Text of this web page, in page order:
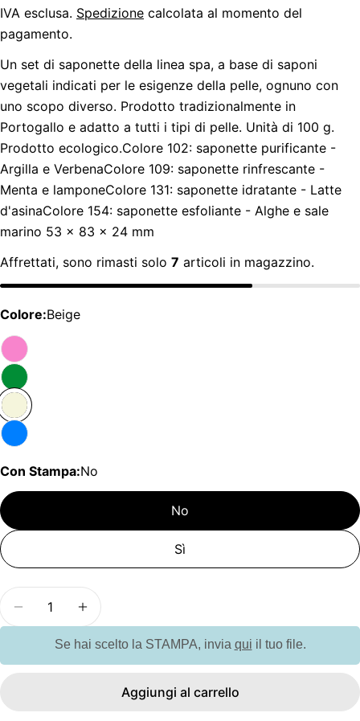
regolare
IVA esclusa. Spedizione calcolata al momento del
pagamento.
Un set di saponette della linea spa, a base di saponi
vegetali indicati per le esigenze della pelle, ognuno con
uno scopo diverso. Prodotto tradizionalmente in
Portogallo e adatto a tutti i tipi di pelle. Unità di 100 g.
Prodotto ecologico.Colore 102: saponette purificante -
Argilla e VerbenaColore 109: saponette rinfrescante -
Menta e lamponeColore 131: saponette idratante - Latte
d'asinaColore 154: saponette esfoliante - Alghe e sale
marino 53 x 83 x 24 mm
Affrettati, sono rimasti solo 7 articoli in magazzino.
Colore:Beige
Con Stampa:No
No
Sì
Diminuisci la quantità per G35607 SPA
Aumenta la quantità per G35607 SPA
Se hai scelto la STAMPA, invia qui il tuo file.
Aggiungi al carrello